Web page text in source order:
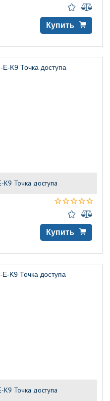
Купить
K9 Точка доступа
Купить
K9 Точка доступа